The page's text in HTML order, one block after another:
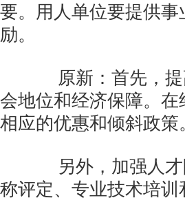
要。用人单位要提供
励。
原新：首先，提
会地位和经济保障。
相应的优惠和倾斜政策
另外，加强人才
称评定、专业技术培